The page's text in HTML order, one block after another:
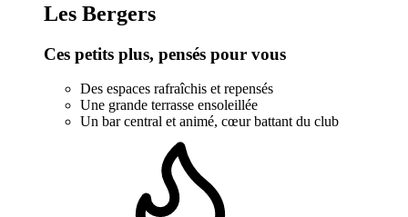
Les Bergers
Ces petits plus, pensés pour vous
Des espaces rafraîchis et repensés
Une grande terrasse ensoleillée
Un bar central et animé, cœur battant du club